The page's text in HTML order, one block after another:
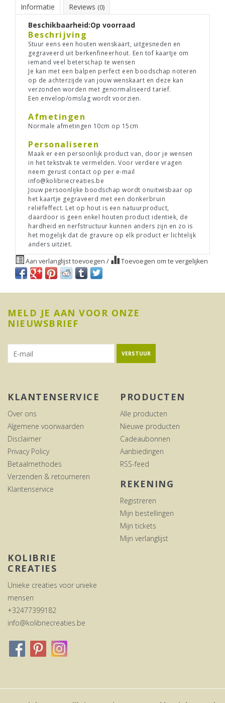
Informatie Reviews (0)
Beschikbaarheid:Op voorraad
Beschrijving
Stuur eens een houten wenskaart, uitgesneden en
gegraveerd uit berkenfineerhout. Een tof kaartje om
iemand veel beterschap te wensen
Je kan met een balpen perfect een boodschap noteren
op de achterzijde van jouw wenskaart en deze kan
verzonden worden met genormaliseerd tarief.
Een envelop/omslag wordt voorzien.
Afmetingen
Normale afmetingen 10cm op 15cm
Personaliseren
Maak er een persoonlijk product van, door je wensen
in het tekstvak te vermelden. Voor verdere vragen
neem gerust contact op per e-mail
info@kolibriecreaties.be
Jouw persoonlijke boodschap wordt onuitwisbaar op
het kaartje gegraveerd met een donkerbruin
reliëfeffect. Let op hout is een natuurproduct,
daardoor is geen enkel houten product identiek, de
hardheid en nerfstructuur kunnen anders zijn en zo is
het mogelijk dat de gravure op elk product er lichtelijk
anders uitziet.
Aan verlanglijst toevoegen / Toevoegen om te vergelijken
MELD JE AAN VOOR ONZE
NIEUWSBRIEF
VERSTUUR
KLANTENSERVICE
Over ons
Algemene voorwaarden
Disclaimer
Privacy Policy
Betaalmethodes
Verzenden & retourneren
Klantenservice
PRODUCTEN
Alle producten
Nieuwe producten
Cadeaubonnen
Aanbiedingen
RSS-feed
REKENING
Registreren
Mijn bestellingen
Mijn tickets
Mijn verlanglijst
KOLIBRIE
CREATIES
Unieke creaties voor unieke
mensen
+32477399182
info@kolibriecreaties.be